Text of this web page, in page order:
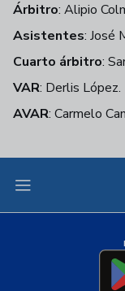
Árbitro: Alipio
Asistentes: José
Cuarto árbitro:
VAR: Derlis López.
AVAR: Carmelo